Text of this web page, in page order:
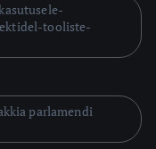
tooliste-
parlamendi